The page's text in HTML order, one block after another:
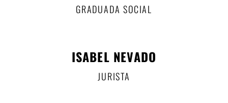
GRADUADA SOCIAL
ISABEL NEVADO
JURISTA